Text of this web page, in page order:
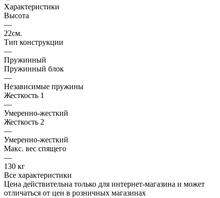
Характеристики
Высота
—
22см.
Тип конструкции
—
Пружинный
Пружинный блок
—
Независимые пружины
Жесткость 1
—
Умеренно-жесткий
Жесткость 2
—
Умеренно-жесткий
Макс. вес спящего
—
130 кг
Все характеристики
Цена действительна только для интернет-магазина и может
отличаться от цен в розничных магазинах